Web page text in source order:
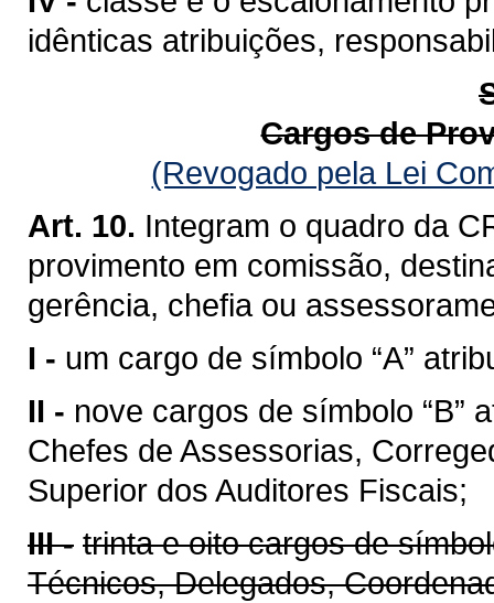
idênticas atribuições,
Cargos de
(Revogado pela Lei
Art. 10. Integram o quadro da
provimento em comissão,
gerência, chefia ou
I - um cargo de símbolo “A”
II - nove cargos de símbolo “B”
Chefes de Assessorias,
Superior dos Auditores Fiscais;
III - trinta e oito cargos de
Técnicos, Delegados,